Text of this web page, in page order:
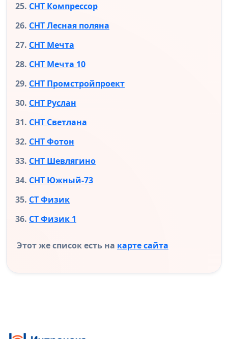
СНТ Компрессор
СНТ Лесная поляна
СНТ Мечта
СНТ Мечта 10
СНТ Промстройпроект
СНТ Руслан
СНТ Светлана
СНТ Фотон
СНТ Шевлягино
СНТ Южный-73
СТ Физик
СТ Физик 1
Этот же список есть на карте сайта